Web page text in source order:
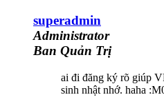
superadmin
Administrator
Ban Quản Trị
ai đi đăng ký rõ giúp
sinh nhật nhớ. haha